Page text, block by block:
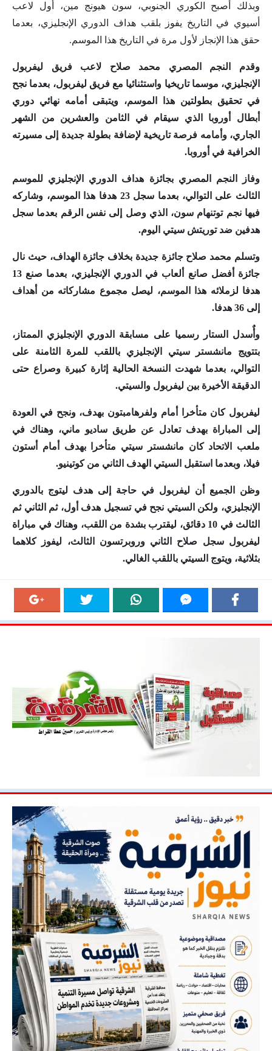
وبذلك أصبح الكوري الجنوبي، سون هيونج مين، أول لاعب
أسيوي في التاريخ يفوز بلقب هداف الدوري الإنجليزي، بعدما
حقق هذا الإنجاز لأول مرة في التاريخ هذا الموسم.
وقدم النجم المصري محمد صلاح لاعب فريق ليفربول
الإنجليزي، موسما تاريخيا واستثنائيا مع فريق ليفربول، بعدما نجح
في تحقيق بطولتين هذا الموسم، ويتبقى أمامه نهائي دوري
أبطال أوروبا الذي سيقام في الثامن والعشرين من الشهر
الجاري، وأمامه فرصة تاريخية لإضافة بطولة جديدة إلى مسيرته
الخرافية في أوروبا.
وفاز النجم المصري بجائزة هداف الدوري الإنجليزي للموسم
الثالث على التوالي، بعدما سجل 23 هدفا هذا الموسم، وشاركه
فيها نجم توتنهام سون، الذي وصل إلى نفس الرقم بعدما سجل
هدفين ضد توريتش سيتي اليوم.
وتسلم محمد صلاح جائزة جديدة بخلاف جائزة الهداف، حيث نال
جائزة أفضل صانع ألعاب في الدوري الإنجليزي، بعدما صنع 13
هدفا لزملائه هذا الموسم، ليصل مجموع مشاركاته من أهداف
إلى 36 هدفا.
وأٌسدل الستار رسميا على مسابقة الدوري الإنجليزي الممتاز،
بتتويج مانشستر سيتي الإنجليزي باللقب للمرة الثامنة على
التوالي، بعدما شهدت النسخة الحالية إثارة كبيرة وصراع حتى
الدقيقة الأخيرة بين ليفربول والسيتي.
ليفربول كان متأخرا أمام ولفرهامبتون بهدف، ونجح في العودة
إلى المباراة بهدف تعادل عن طريق ساديو ماني، وهناك في
ملعب الاتحاد كان مانشستر سيتي متأخرا بهدف أمام أستون
فيلا، وبعدما استقبل السيتي الهدف الثاني من كوتينيو.
وظن الجميع أن ليفربول في حاجة إلى هدف ليتوج بالدوري
الإنجليزي، ولكن السيتي نجح في تسجيل هدف أول، ثم الثاني ثم
الثالث في 10 دقائق، ليقترب بشدة من اللقب، وهناك في مباراة
ليفربول سجل صلاح الثاني وروبرتسون الثالث، ليفوز كلاهما
بثلاثية، ويتوج السيتي باللقب الغالي.